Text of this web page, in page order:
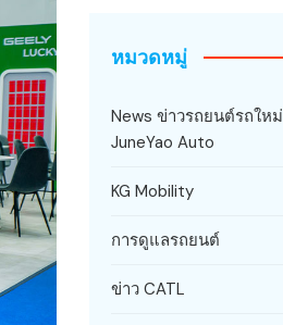
หมวดหมู่
News ข่าวรถยนต์รถใหม่
JuneYao Auto
KG Mobility
การดูแลรถยนต์
ข่าว CATL